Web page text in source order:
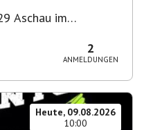
Aschau im
2
ANMELDUNGEN
Heute, 09.08.2026
10:00